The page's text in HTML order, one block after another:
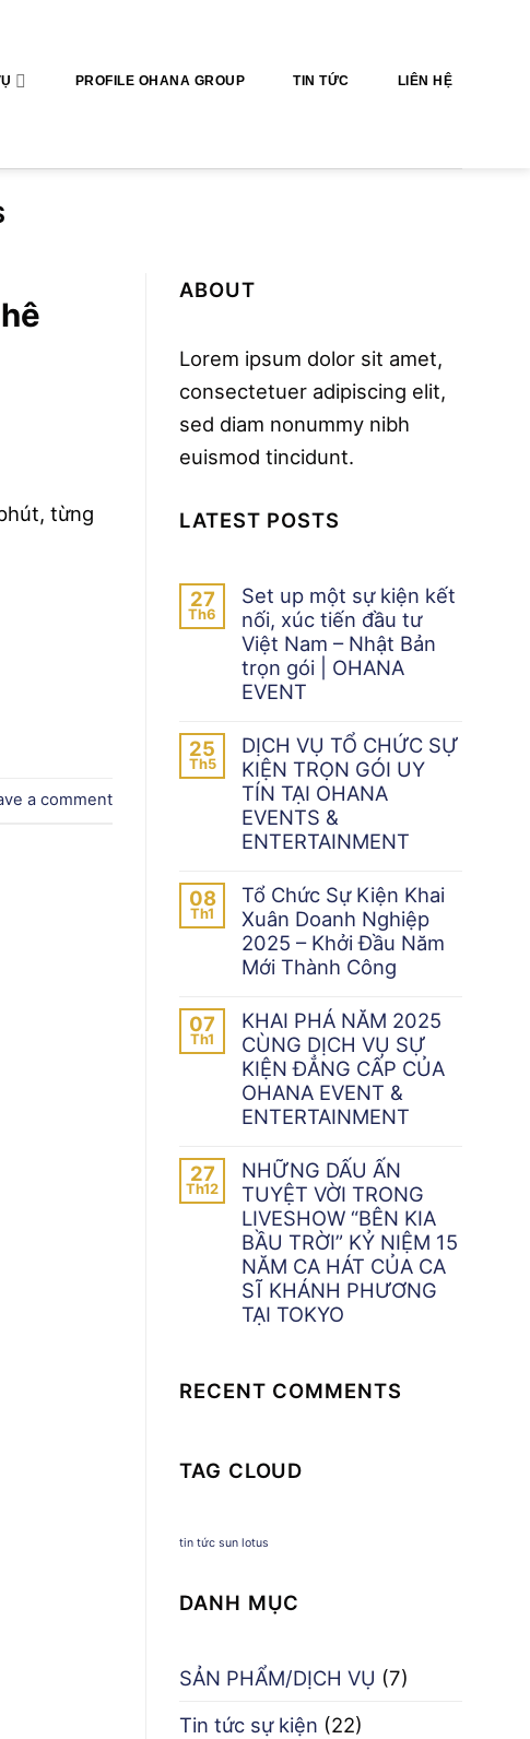
PROFILE OHANA GROUP TIN TỨC LIÊN HỆ
từng
a comment
ABOUT
Lorem ipsum dolor sit amet,
consectetuer adipiscing elit,
sed diam nonummy nibh
euismod tincidunt.
LATEST POSTS
27
Th6
Set up một sự kiện kết
nối, xúc tiến đầu tư
Việt Nam – Nhật Bản
trọn gói | OHANA
EVENT
25
Th5
DỊCH VỤ TỔ CHỨC SỰ
KIỆN TRỌN GÓI UY
TÍN TẠI OHANA
EVENTS &
ENTERTAINMENT
08
Th1
Tổ Chức Sự Kiện Khai
Xuân Doanh Nghiệp
2025 – Khởi Đầu Năm
Mới Thành Công
07
Th1
KHAI PHÁ NĂM 2025
CÙNG DỊCH VỤ SỰ
KIỆN ĐẲNG CẤP CỦA
OHANA EVENT &
ENTERTAINMENT
27
Th12
NHỮNG DẤU ẤN
TUYỆT VỜI TRONG
LIVESHOW “BÊN KIA
BẦU TRỜI” KỶ NIỆM 15
NĂM CA HÁT CỦA CA
SĨ KHÁNH PHƯƠNG
TẠI TOKYO
RECENT COMMENTS
TAG CLOUD
tin tức sun lotus
DANH MỤC
SẢN PHẨM/DỊCH VỤ (7)
Tin tức sự kiện (22)